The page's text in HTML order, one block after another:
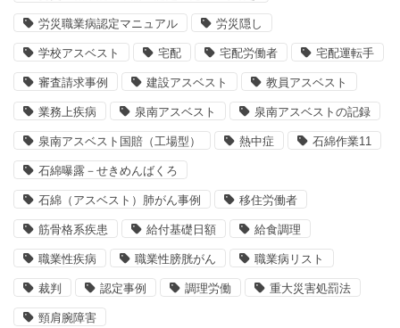
労災職業病認定マニュアル 労災隠し
学校アスベスト 宅配 宅配労働者 宅配運転手
審査請求事例 建設アスベスト 教員アスベスト
業務上疾病 泉南アスベスト 泉南アスベストの記録
泉南アスベスト国賠（工場型） 熱中症 石綿作業11
石綿曝露－せきめんばくろ
石綿（アスベスト）肺がん事例 移住労働者
筋骨格系疾患 給付基礎日額 給食調理
職業性疾病 職業性膀胱がん 職業病リスト
裁判 認定事例 調理労働 重大災害処罰法
頸肩腕障害